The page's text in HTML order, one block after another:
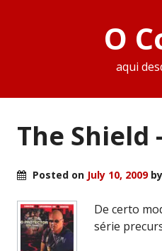
O
aqui
The Shield
Posted on July 10, 2009by
De certo
série